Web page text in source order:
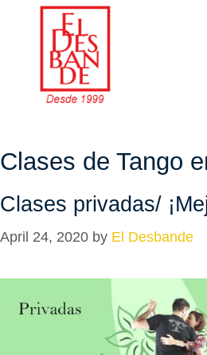
Clases de Tango
Clases privadas/
April 24, 2020 by El Desbande